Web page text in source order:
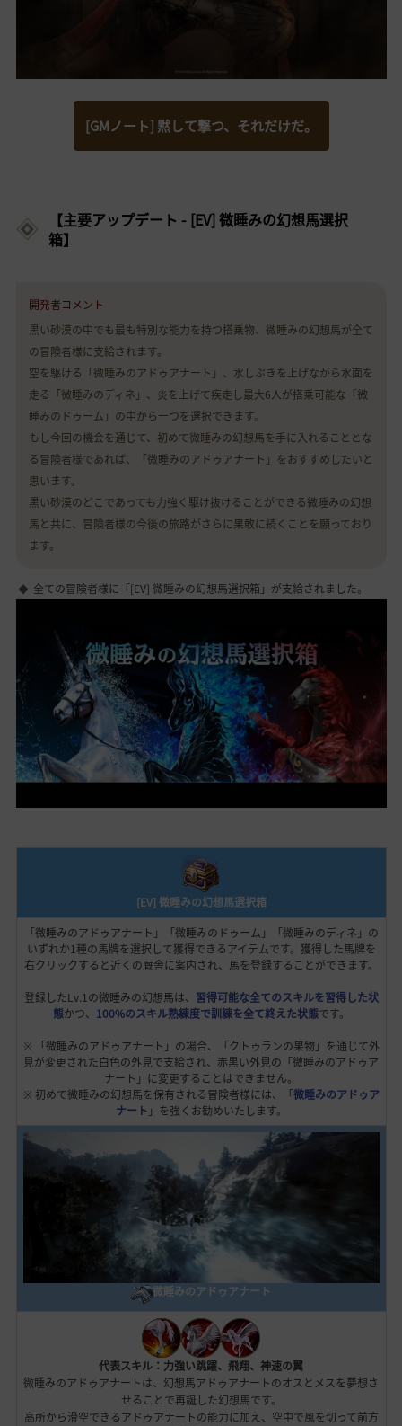
[GMノート] 黙して撃つ、それだけだ。
【主要アップデート - [EV] 微睡みの幻想馬選択
箱】
開発者コメント
黒い砂漠の中でも最も特別な能力を持つ搭乗物、微睡みの幻想馬が全て
の冒険者様に支給されます。
空を駆ける「微睡みのアドゥアナート」、水しぶきを上げながら水面を
走る「微睡みのディネ」、炎を上げて疾走し最大6人が搭乗可能な「微
睡みのドゥーム」の中から一つを選択できます。
もし今回の機会を通じて、初めて微睡みの幻想馬を手に入れることとな
る冒険者様であれば、「微睡みのアドゥアナート」をおすすめしたいと
思います。
黒い砂漠のどこであっても力強く駆け抜けることができる微睡みの幻想
馬と共に、冒険者様の今後の旅路がさらに果敢に続くことを願っており
ます。
全ての冒険者様に「[EV] 微睡みの幻想馬選択箱」が支給されました。
[EV] 微睡みの幻想馬選択箱
「微睡みのアドゥアナート」「微睡みのドゥーム」「微睡みのディネ」の
いずれか1種の馬牌を選択して獲得できるアイテムです。獲得した馬牌を
右クリックすると近くの厩舎に案内され、馬を登録することができます。
登録したLv.1の微睡みの幻想馬は、 習得可能な全てのスキルを習得した状
態かつ、 100%のスキル熟練度で訓練を全て終えた状態です。
※ 「微睡みのアドゥアナート」の場合、「クトゥランの果物」を通じて外
見が変更された白色の外見で支給され、赤黒い外見の「微睡みのアドゥア
ナート」に変更することはできません。
※ 初めて微睡みの幻想馬を保有される冒険者様には、「微睡みのアドゥア
ナート 」を強くお勧めいたします。
微睡みのアドゥアナート
代表スキル：力強い跳躍、飛翔、神速の翼
微睡みのアドゥアナートは、幻想馬アドゥアナートのオスとメスを夢想さ
せることで再誕した幻想馬です。
高所から滑空できるアドゥアナートの能力に加え、空中で風を切って前方